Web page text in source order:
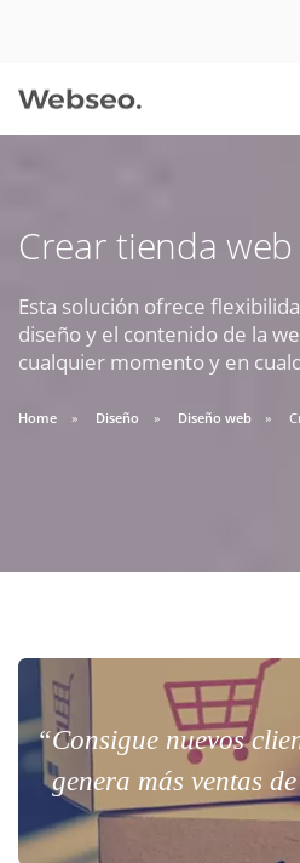
Crear tienda web
Esta solución ofrece
diseño y el contenido de la
cualquier momento y en
Home Diseño Diseño web
“Consigue nuevos
genera más ventas
09:30 AM A 18:30